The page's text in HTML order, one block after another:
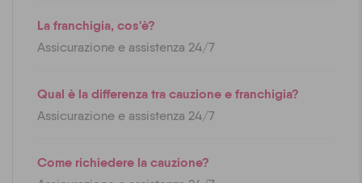
La franchigia, cos'è?
Assicurazione e assistenza 24/7
Qual è la differenza tra cauzione e franchigia?
Assicurazione e assistenza 24/7
Come richiedere la cauzione?